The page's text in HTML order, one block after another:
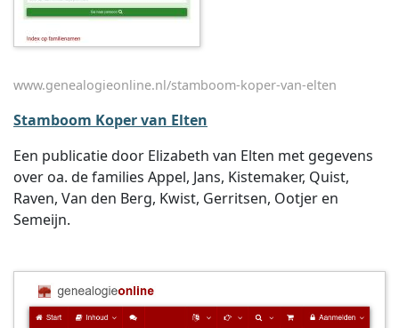
www.genealogieonline.nl/stamboom-koper-van-elten
Stamboom Koper van Elten
Een publicatie door Elizabeth van Elten met gegevens
over oa. de families Appel, Jans, Kistemaker, Quist,
Raven, Van den Berg, Kwist, Gerritsen, Ootjer en
Semeijn.